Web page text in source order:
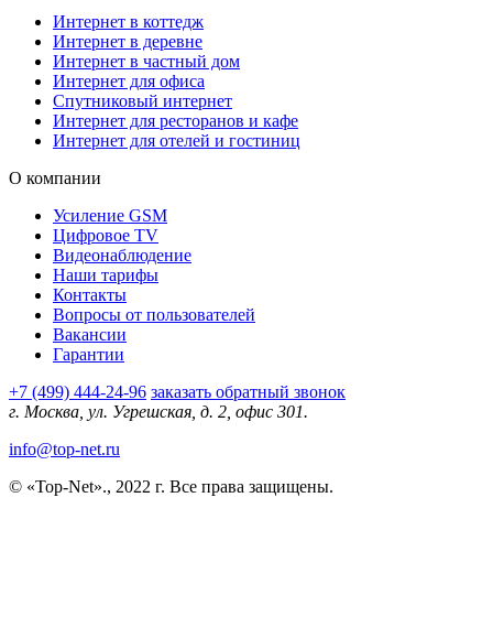
Интернет в коттедж
Интернет в деревне
Интернет в частный дом
Интернет для офиса
Спутниковый интернет
Интернет для ресторанов и кафе
Интернет для отелей и гостиниц
О компании
Усиление GSM
Цифровое TV
Видеонаблюдение
Наши тарифы
Контакты
Вопросы от пользователей
Вакансии
Гарантии
+7 (499) 444-24-96 заказать обратный звонок
г. Москва, ул. Угрешская, д. 2, офис 301.
info@top-net.ru
© «Top-Net»., 2022 г. Все права защищены.